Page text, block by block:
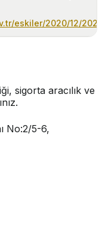
eskiler/2020/12/
sigorta aracılık ve
No:2/5-6,